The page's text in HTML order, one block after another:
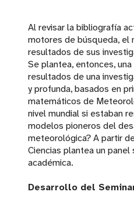
Al revisar la bibliografía
motores de búsqueda, el
resultados de sus
Se plantea, entonces,
resultados de una
y profunda, basados en
matemáticos de
nivel mundial si estaban
modelos pioneros del
meteorológica? A partir
Ciencias plantea un
académica.
Desarrollo del